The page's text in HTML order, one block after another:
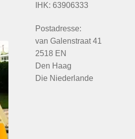
IHK: 63906333
Postadresse:
van Galenstraat 41
2518 EN
Den Haag
Die Niederlande